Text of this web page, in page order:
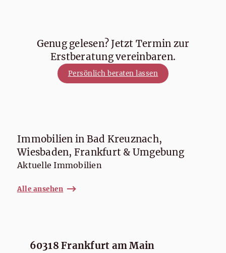
In allen Fällen ist es ratsam, mit einem
Immobilienexperten zu sprechen, um die
besten Optionen für Ihren spezifischen Fall
zu ermitteln und den Return on Investment
zu maximieren.
Genug gelesen? Jetzt Termin zur
Erstberatung vereinbaren.
Persönlich beraten lassen
Immobilien in Bad Kreuznach,
Wiesbaden, Frankfurt & Umgebung
Aktuelle Immobilien
Alle ansehen
60318 Frankfurt am Main